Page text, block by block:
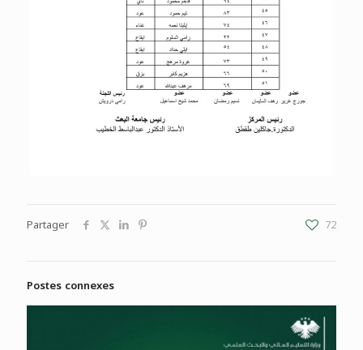
Partager 72
Postes connexes